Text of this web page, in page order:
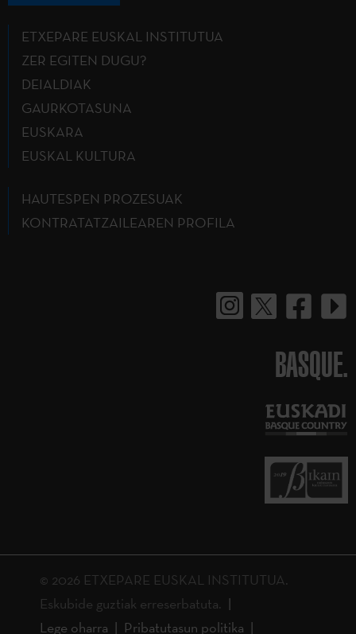
ETXEPARE EUSKAL INSTITUTUA
ZER EGITEN DUGU?
DEIALDIAK
GAURKOTASUNA
EUSKARA
EUSKAL KULTURA
HAUTESPEN PROZESUAK
KONTRATATZAILEAREN PROFILA
BASQUE.
© 2026 ETXEPARE EUSKAL INSTITUTUA.
Eskubide guztiak erreserbatuta.
Lege oharra
Pribatutasun politika